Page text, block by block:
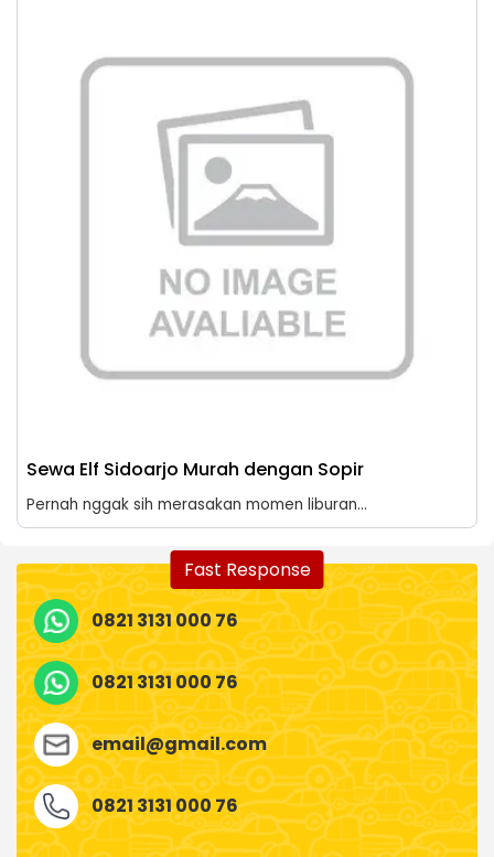
Sewa Elf Sidoarjo Murah dengan Sopir
Pernah nggak sih merasakan momen liburan...
Fast Response
0821 3131 000 76
0821 3131 000 76
email@gmail.com
0821 3131 000 76